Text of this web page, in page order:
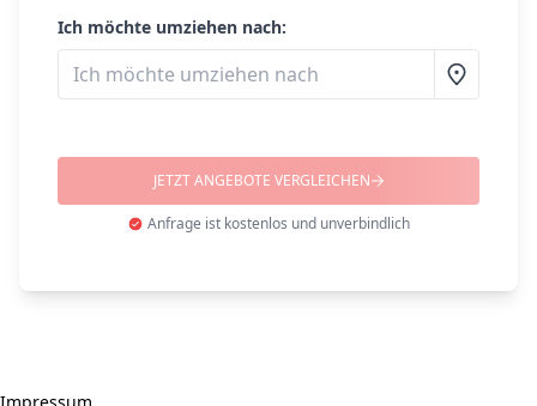
Ich möchte umziehen nach:
JETZT ANGEBOTE VERGLEICHEN
Anfrage ist kostenlos und unverbindlich